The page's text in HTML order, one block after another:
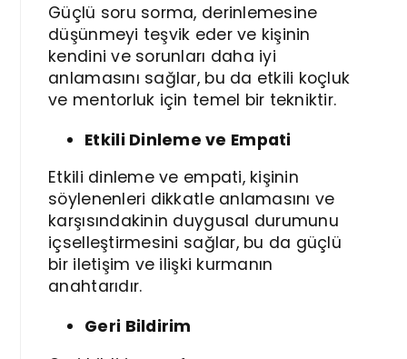
Güçlü soru sorma, derinlemesine
düşünmeyi teşvik eder ve kişinin
kendini ve sorunları daha iyi
anlamasını sağlar, bu da etkili koçluk
ve mentorluk için temel bir tekniktir.
Etkili Dinleme ve Empati
Etkili dinleme ve empati, kişinin
söylenenleri dikkatle anlamasını ve
karşısındakinin duygusal durumunu
içselleştirmesini sağlar, bu da güçlü
bir iletişim ve ilişki kurmanın
anahtarıdır.
Geri Bildirim